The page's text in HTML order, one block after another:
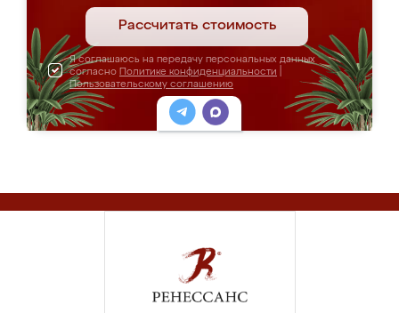
Рассчитать стоимость
Я соглашаюсь на передачу персональных данных
согласно Политике конфиденциальности
Пользовательскому соглашению